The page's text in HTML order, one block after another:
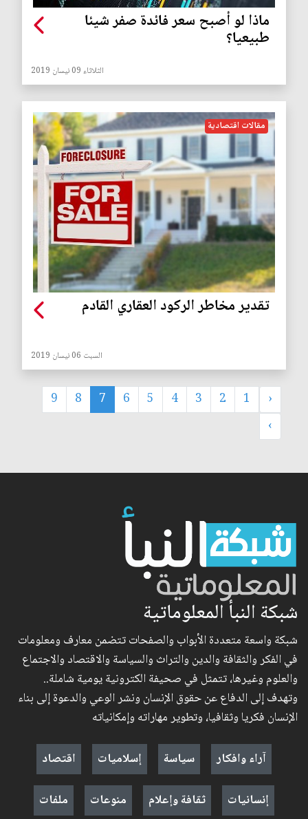
ماذا لو أصبح سعر فائدة صفر شيئا
طبيعيا؟
الثلاثاء 09 نيسان 2019
مقالات اقتصادية
تقدير مخاطر الركود العقاري القادم
السبت 06 نيسان 2019
‹
1
2
3
4
5
6
7
8
9
›
شبكة النبأ المعلوماتية
شبكة واسعة متعددة الأبواب والصفحات تتضمن معارف ومعلومات
في الفكر والثقافة والدين والتراث والسياسة والاقتصاد والاجتماع
والعلوم وغيرها، تتمثل في صحيفة الكترونية يومية شاملة..
وتهدف إلى الدفاع عن حقوق الإنسان ونشر الوعي والدعوة إلى بناء
الإنسان فكريا وثقافيا، وتطوير مهاراته وإمكانياته
آراء وافكار
سياسة إسلاميات
اقتصاد
إنسانيات
ثقافة وإعلام منوعات ملفات